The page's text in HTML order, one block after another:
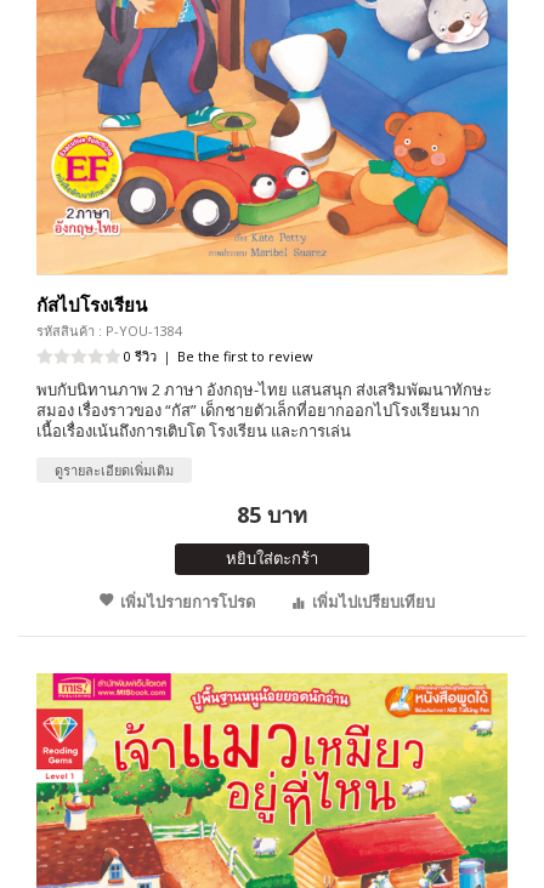
กัสไปโรงเรียน
รหัสสินค้า : P-YOU-1384
0 รีวิว | Be the first to review
พบกับนิทานภาพ 2 ภาษา อังกฤษ-ไทย แสนสนุก ส่งเสริมพัฒนาทักษะ
สมอง เรื่องราวของ “กัส” เด็กชายตัวเล็กที่อยากออกไปโรงเรียนมาก
เนื้อเรื่องเน้นถึงการเติบโต โรงเรียน และการเล่น
ดูรายละเอียดเพิ่มเติม
85 บาท
หยิบใส่ตะกร้า
เพิ่มไปรายการโปรด
เพิ่มไปเปรียบเทียบ